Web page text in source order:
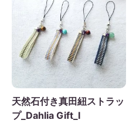
天然石付き真田紐ストラッ
プ_Dahlia Gift_I